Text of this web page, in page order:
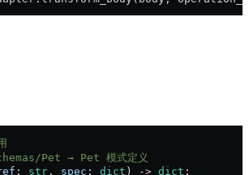
Pet → Pet 模式定义
: str , spec : dict ) -> dict :